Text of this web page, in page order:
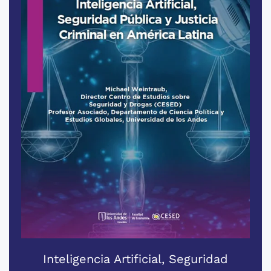
Inteligencia Artificial, Seguridad